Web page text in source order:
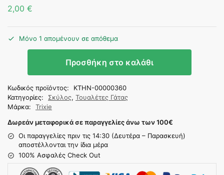
2,00 €
Μόνο 1 απομένουν σε απόθεμα
Προσθήκη στο καλάθι
Κωδικός προϊόντος:
KTHN-00000360
Κατηγορίες:
Σκύλος, Τουαλέτες Γάτας
Μάρκα:
Trixie
Δωρεάν μεταφορικά σε παραγγελίες άνω των 100€
Οι παραγγελίες πριν τις 14:30 (Δευτέρα – Παρασκευή)
αποστέλλονται την ίδια μέρα
100% Ασφαλές Check Out